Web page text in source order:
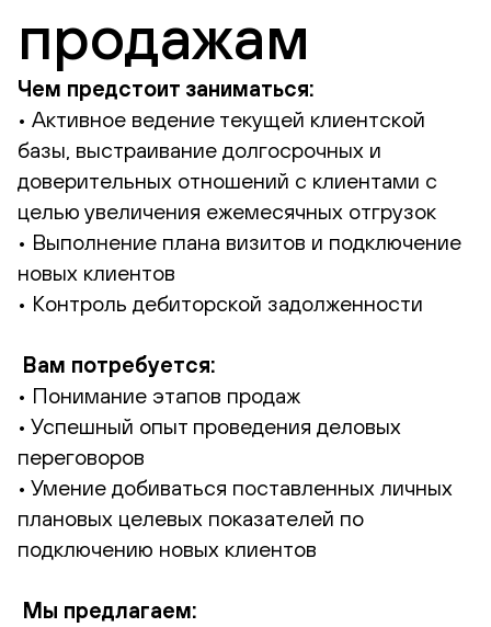
продажам
Чем предстоит заниматься:
• Активное ведение текущей клиентской
базы, выстраивание долгосрочных и
доверительных отношений с клиентами с
целью увеличения ежемесячных отгрузок
• Выполнение плана визитов и подключение
новых клиентов
• Контроль дебиторской задолженности
Вам потребуется:
• Понимание этапов продаж
• Успешный опыт проведения деловых
переговоров
• Умение добиваться поставленных личных
плановых целевых показателей по
подключению новых клиентов
Мы предлагаем: